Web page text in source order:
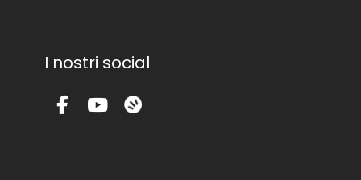
I nostri social